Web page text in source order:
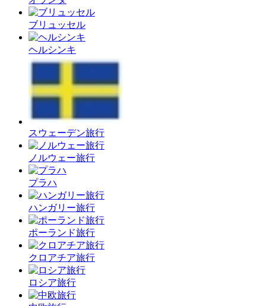
ブリュッセル
ヘルシンキ
スウェーデン旅行
ノルウェー旅行
プラハ
ハンガリー旅行
ポーランド旅行
クロアチア旅行
ロシア旅行